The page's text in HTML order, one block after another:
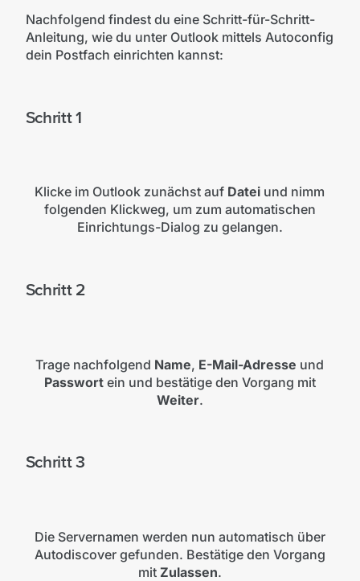
Nachfolgend findest du eine Schritt-für-Schritt-
Anleitung, wie du unter Outlook mittels Autoconfig
dein Postfach einrichten kannst:
Schritt 1
Klicke im Outlook zunächst auf Datei und nimm
folgenden Klickweg, um zum automatischen
Einrichtungs-Dialog zu gelangen.
Schritt 2
Trage nachfolgend Name, E-Mail-Adresse und
Passwortein und bestätige den Vorgang mit
Weiter.
Schritt 3
Die Servernamen werden nun automatisch über
Autodiscover gefunden. Bestätige den Vorgang
mit Zulassen.